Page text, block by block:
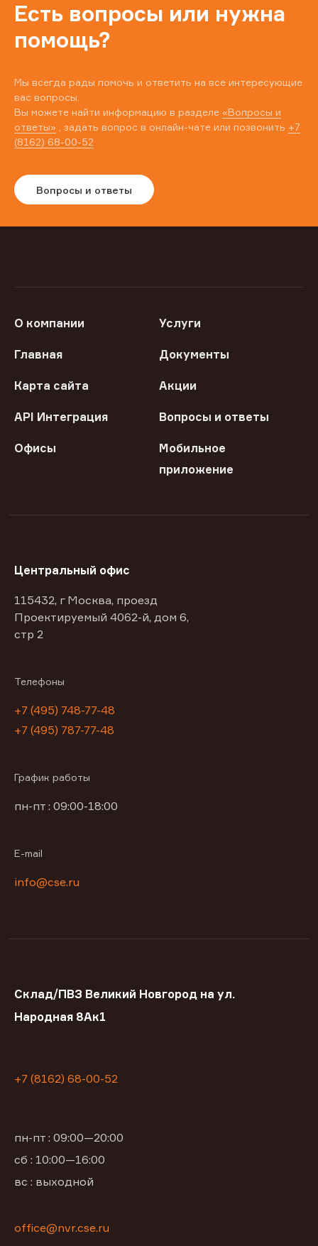
Есть вопросы или нужна
помощь?
Мы всегда рады помочь и ответить на все интересующие
вас вопросы.
Вы можете найти информацию в разделе «Вопросы и
ответы» , задать вопрос в онлайн-чате или позвонить +7
(8162) 68-00-52
Вопросы и ответы
О компании Услуги
Главная Документы
Карта сайта Акции
API Интеграция Вопросы и ответы
Офисы
Мобильное
приложение
Центральный офис
115432, г Москва, проезд
Проектируемый 4062-й, дом 6,
стр 2
Телефоны
+7 (495) 748-77-48
+7 (495) 787-77-48
График работы
пн-пт : 09:00-18:00
E-mail
info@cse.ru
Склад/ПВЗ Великий Новгород на ул.
Народная 8Ак1
+7 (8162) 68-00-52
пн-пт : 09:00—20:00
сб : 10:00—16:00
вс : выходной
office@nvr.cse.ru